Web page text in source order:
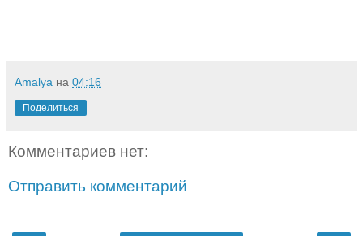
Amalya на 04:16
Поделиться
Комментариев нет:
Отправить комментарий